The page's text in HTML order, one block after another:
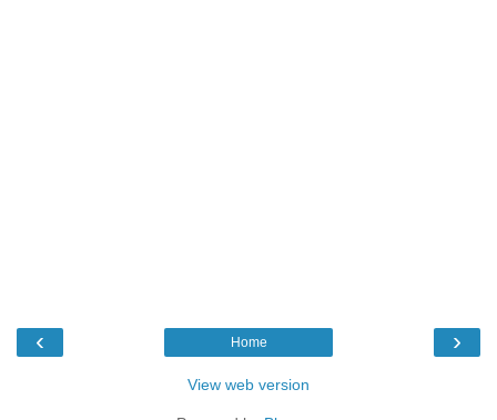
‹ ›
Home
View web version